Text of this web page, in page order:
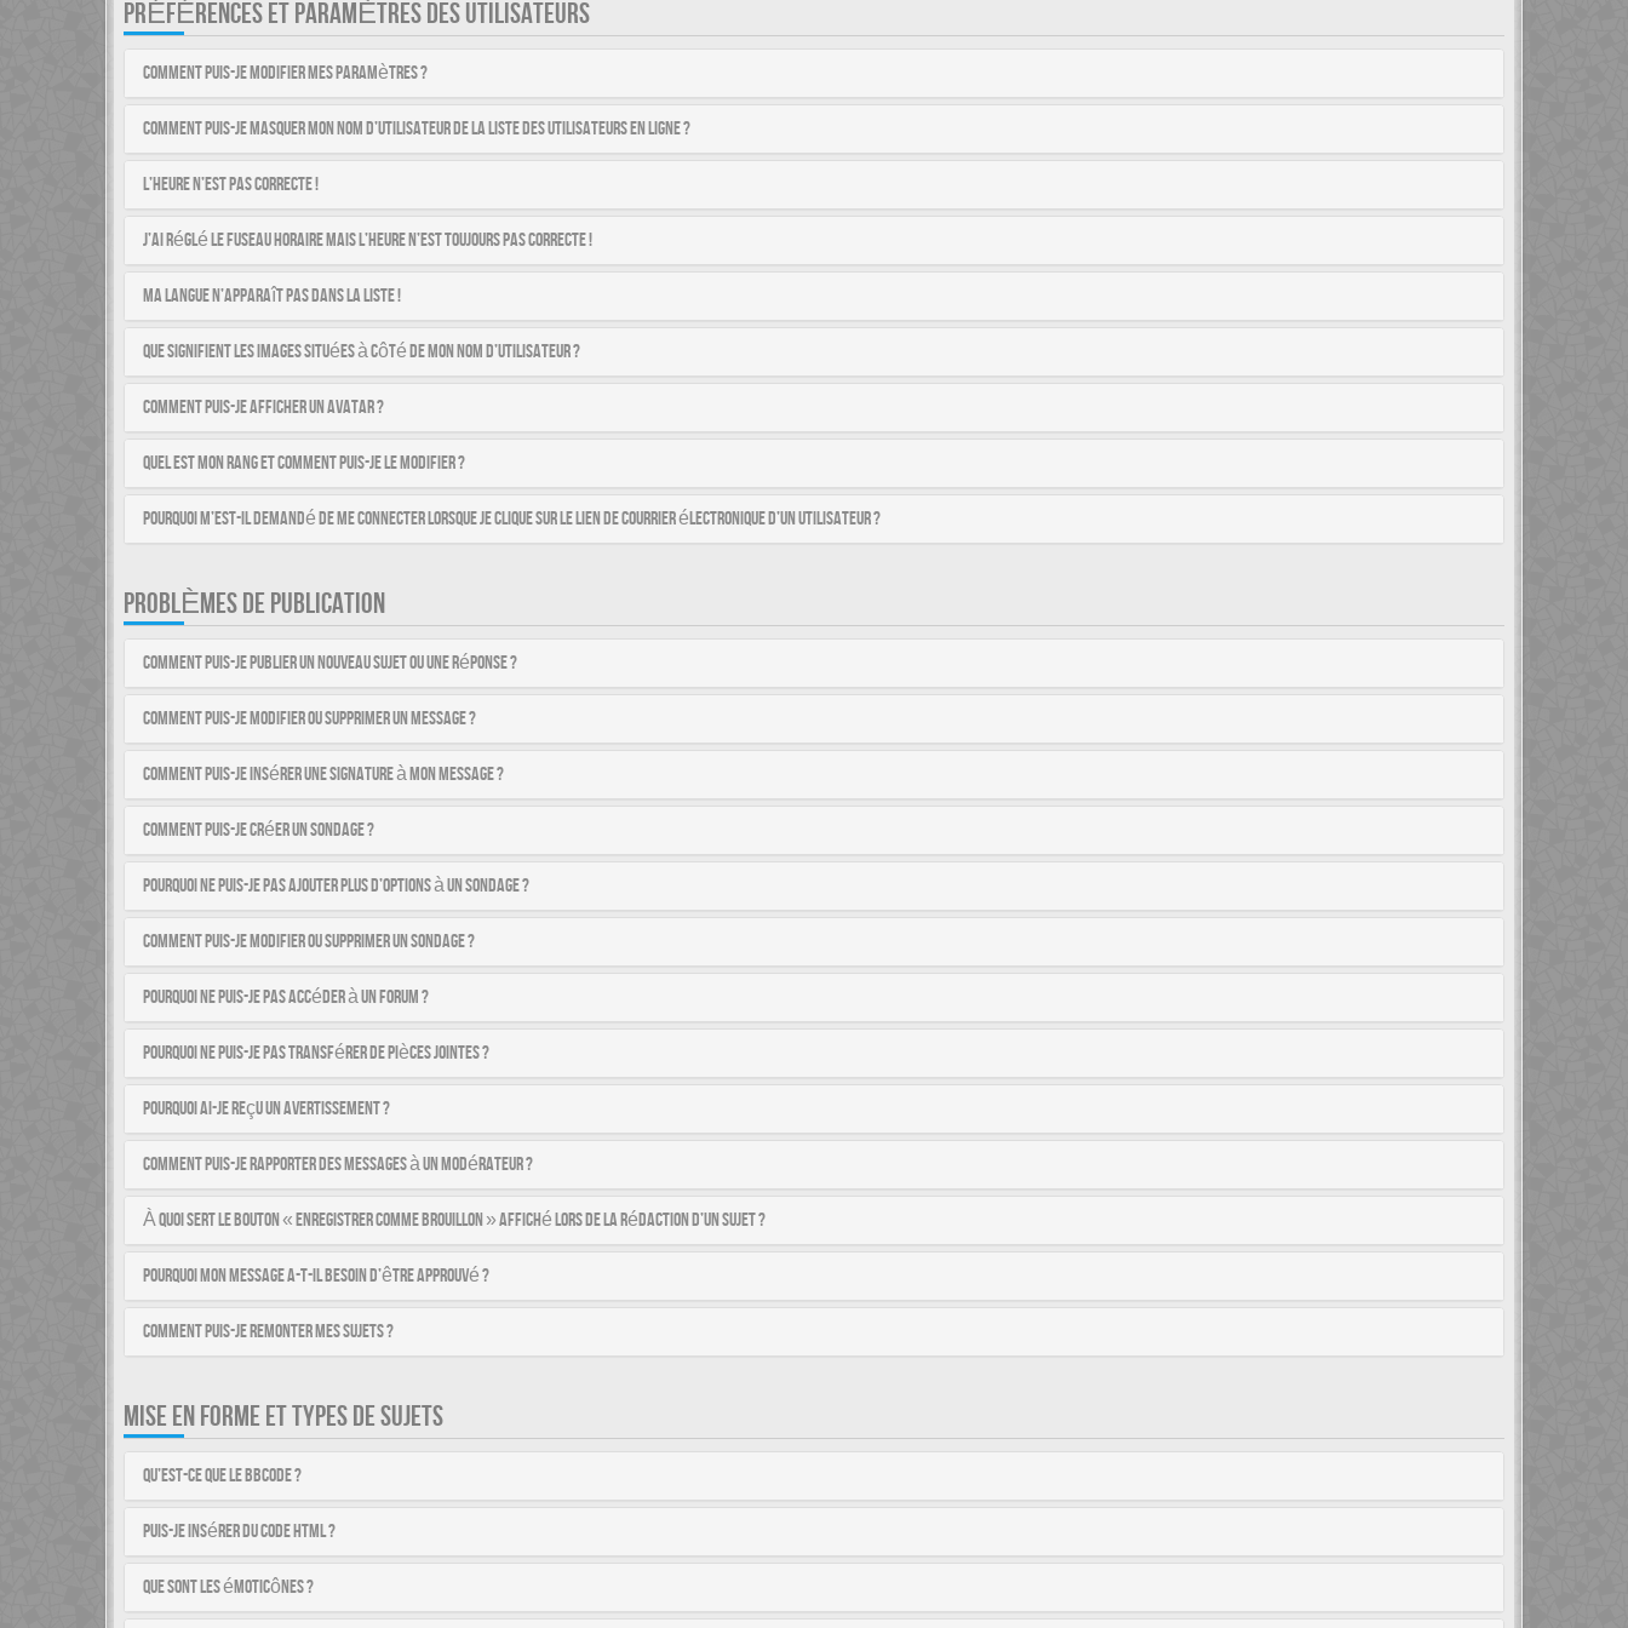
PRÉFÉRENCES ET PARAMÈTRES DES UTILISATEURS
Comment puis-je modifier mes paramètres ?
Comment puis-je masquer mon nom d’utilisateur de la liste des utilisateurs en ligne ?
L’heure n’est pas correcte !
J’ai réglé le fuseau horaire mais l’heure n’est toujours pas correcte !
Ma langue n’apparaît pas dans la liste !
Que signifient les images situées à côté de mon nom d’utilisateur ?
Comment puis-je afficher un avatar ?
Quel est mon rang et comment puis-je le modifier ?
Pourquoi m’est-il demandé de me connecter lorsque je clique sur le lien de courrier électronique d’un utilisateur ?
PROBLÈMES DE PUBLICATION
Comment puis-je publier un nouveau sujet ou une réponse ?
Comment puis-je modifier ou supprimer un message ?
Comment puis-je insérer une signature à mon message ?
Comment puis-je créer un sondage ?
Pourquoi ne puis-je pas ajouter plus d’options à un sondage ?
Comment puis-je modifier ou supprimer un sondage ?
Pourquoi ne puis-je pas accéder à un forum ?
Pourquoi ne puis-je pas transférer de pièces jointes ?
Pourquoi ai-je reçu un avertissement ?
Comment puis-je rapporter des messages à un modérateur ?
À quoi sert le bouton « Enregistrer comme brouillon » affiché lors de la rédaction d’un sujet ?
Pourquoi mon message a-t-il besoin d’être approuvé ?
Comment puis-je remonter mes sujets ?
MISE EN FORME ET TYPES DE SUJETS
Qu’est-ce que le BBCode ?
Puis-je insérer du code HTML ?
Que sont les émoticônes ?